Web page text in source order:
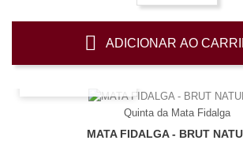
ADICIONAR AO
Quinta da Mata Fidalga
MATA FIDALGA - BRUT